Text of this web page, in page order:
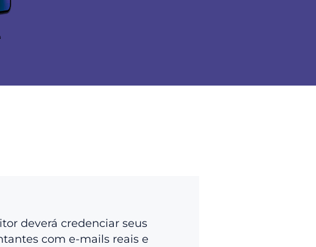
deverá credenciar seus
com e-mails reais e